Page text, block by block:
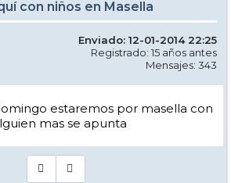
con niños en Masella
Enviado: 12-01-2014 22:25
Registrado: 15 años antes
Mensajes: 343
estaremos por masella con
mas se apunta